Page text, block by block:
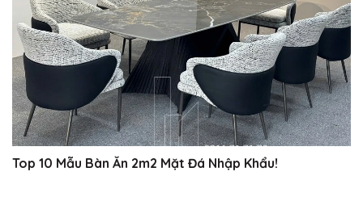
Top 10 Mẫu Bàn Ăn 2m2 Mặt Đá Nhập Khẩu!